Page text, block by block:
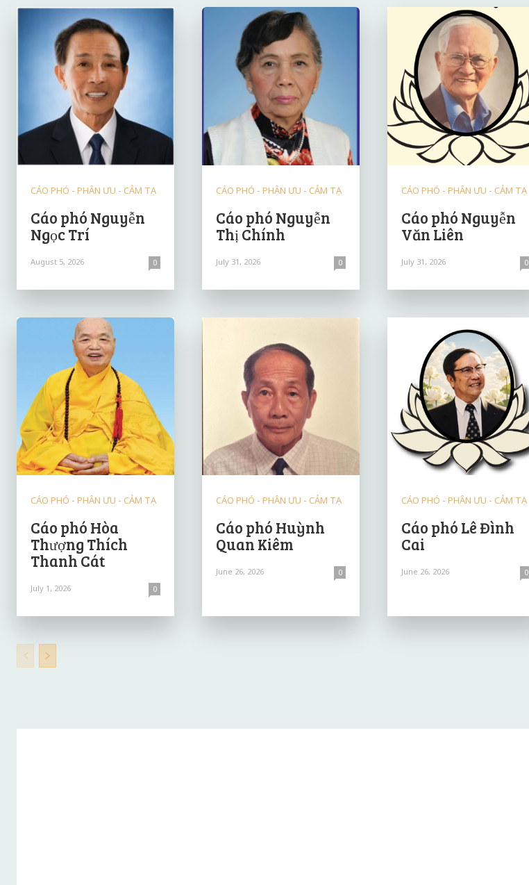
CÁO PHÓ - PHÂN ƯU - CẢM TẠ
Cáo phó Nguyễn
Ngọc Trí
August 5, 2026 0
CÁO PHÓ - PHÂN ƯU - CẢM TẠ
Cáo phó Nguyễn
Thị Chính
July 31, 2026 0
CÁO PHÓ - PHÂN ƯU - CẢM TẠ
Cáo phó Nguyễn
Văn Liên
July 31, 2026 0
CÁO PHÓ - PHÂN ƯU - CẢM TẠ
Cáo phó Hòa
Thượng Thích
Thanh Cát
July 1, 2026 0
CÁO PHÓ - PHÂN ƯU - CẢM TẠ
Cáo phó Huỳnh
Quan Kiêm
June 26, 2026 0
CÁO PHÓ - PHÂN ƯU - CẢM TẠ
Cáo phó Lê Đình
Cai
June 26, 2026 0